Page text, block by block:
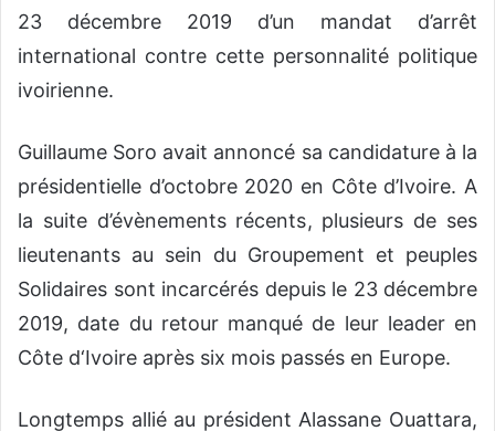
23 décembre 2019 d’un mandat d’arrêt
international contre cette personnalité politique
ivoirienne.
Guillaume Soro avait annoncé sa candidature à la
présidentielle d’octobre 2020 en Côte d’Ivoire. A
la suite d’évènements récents, plusieurs de ses
lieutenants au sein du Groupement et peuples
Solidaires sont incarcérés depuis le 23 décembre
2019, date du retour manqué de leur leader en
Côte d‘Ivoire après six mois passés en Europe.
Longtemps allié au président Alassane Ouattara,